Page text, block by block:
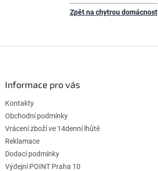
Zpět na chytrou domácnost
Informace pro vás
Kontakty
Obchodní podmínky
Vrácení zboží ve 14denní lhůtě
Reklamace
Dodací podmínky
Výdejní POINT Praha 10